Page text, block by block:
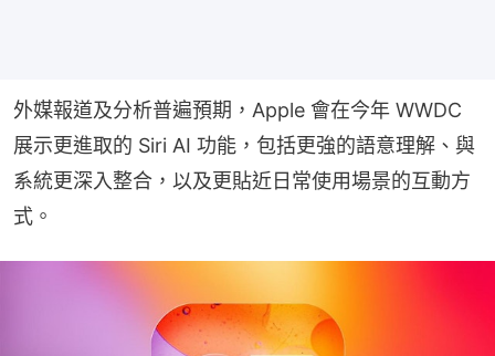
外媒報道及分析普遍預期，Apple 會在今年 WWDC
展示更進取的 Siri AI 功能，包括更強的語意理解、與
系統更深入整合，以及更貼近日常使用場景的互動方
式。